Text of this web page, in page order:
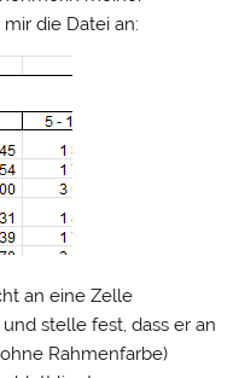
die Datei an:
an eine Zelle
stelle fest, dass er an
Rahmenfarbe)